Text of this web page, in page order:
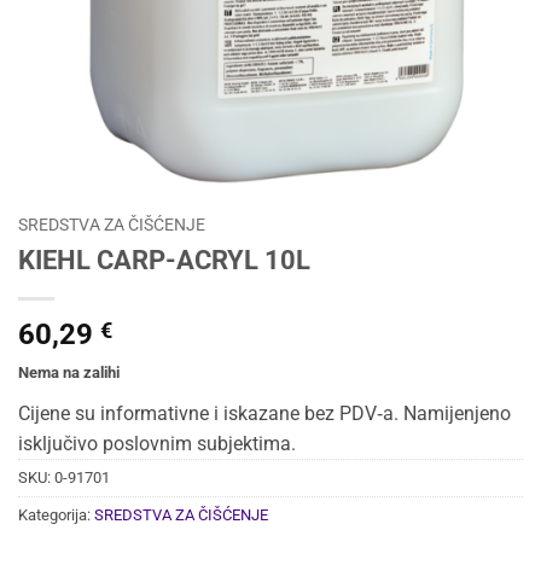
SREDSTVA ZA ČIŠĆENJE
KIEHL CARP-ACRYL 10L
60,29 €
Nema na zalihi
Cijene su informativne i iskazane bez PDV‑a. Namijenjeno
isključivo poslovnim subjektima.
SKU: 0-91701
Kategorija: SREDSTVA ZA ČIŠĆENJE